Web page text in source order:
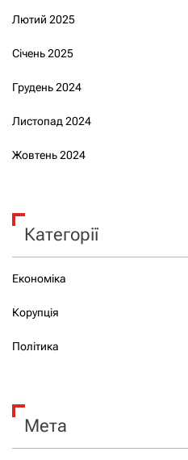
Лютий 2025
Січень 2025
Грудень 2024
Листопад 2024
Жовтень 2024
Категорії
Економіка
Корупція
Політика
Мета